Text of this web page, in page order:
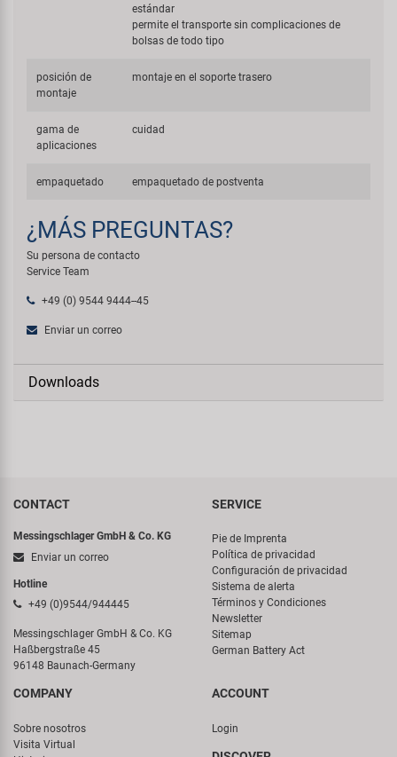
estándar
permite el transporte sin complicaciones de
bolsas de todo tipo
posición de
montaje
montaje en el soporte trasero
gama de
aplicaciones
cuidad
empaquetado empaquetado de postventa
¿MÁS PREGUNTAS?
Su persona de contacto
Service Team
+49 (0) 9544 9444--45
Enviar un correo
Downloads
CONTACT
Messingschlager GmbH & Co. KG
Enviar un correo
Hotline
+49 (0)9544/944445
Messingschlager GmbH & Co. KG
Haßbergstraße 45
96148 Baunach-Germany
SERVICE
Pie de Imprenta
Política de privacidad
Configuración de privacidad
Sistema de alerta
Términos y Condiciones
Newsletter
Sitemap
German Battery Act
COMPANY
Sobre nosotros
Visita Virtual
ACCOUNT
Login